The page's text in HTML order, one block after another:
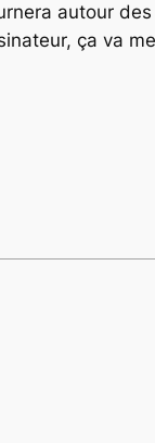
autour
ça va